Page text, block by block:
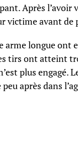
Après
victime avant de
arme longue
tirs ont atteint
plus engagé.
après dans